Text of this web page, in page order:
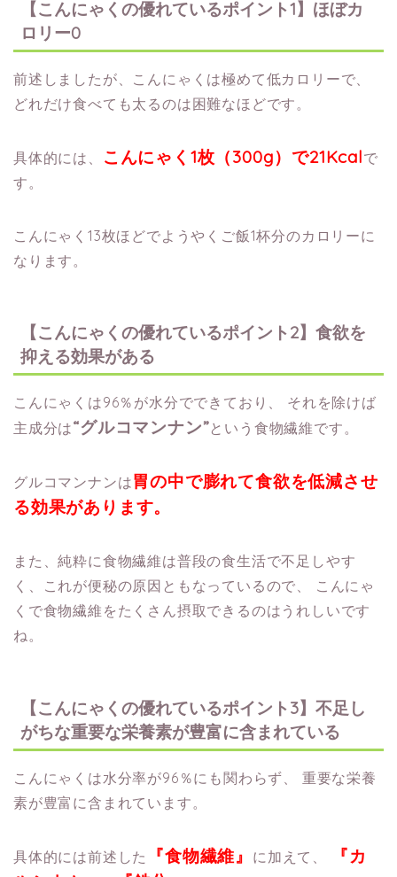
【こんにゃくの優れているポイント1】ほぼカ
ロリー0
前述しましたが、こんにゃくは極めて低カロリーで、
どれだけ食べても太るのは困難なほどです。
具体的には、 こんにゃく1枚（300g）で21Kcalで
す。
こんにゃく13枚ほどでようやくご飯1杯分のカロリーに
なります。
【こんにゃくの優れているポイント2】食欲を
抑える効果がある
こんにゃくは96％が水分でできており、
それを除けば
主成分は“グルコマンナン”という食物繊維です。
グルコマンナンは胃の中で膨れて食欲を低減させ
る効果があります。
また、純粋に食物繊維は普段の食生活で不足しやす
く、これが便秘の原因ともなっているので、
こんにゃ
くで食物繊維をたくさん摂取できるのはうれしいです
ね。
【こんにゃくの優れているポイント3】不足し
がちな重要な栄養素が豊富に含まれている
こんにゃくは水分率が96％にも関わらず、
重要な栄養
素が豊富に含まれています。
具体的には前述した 『食物繊維』 に加えて、
『カ